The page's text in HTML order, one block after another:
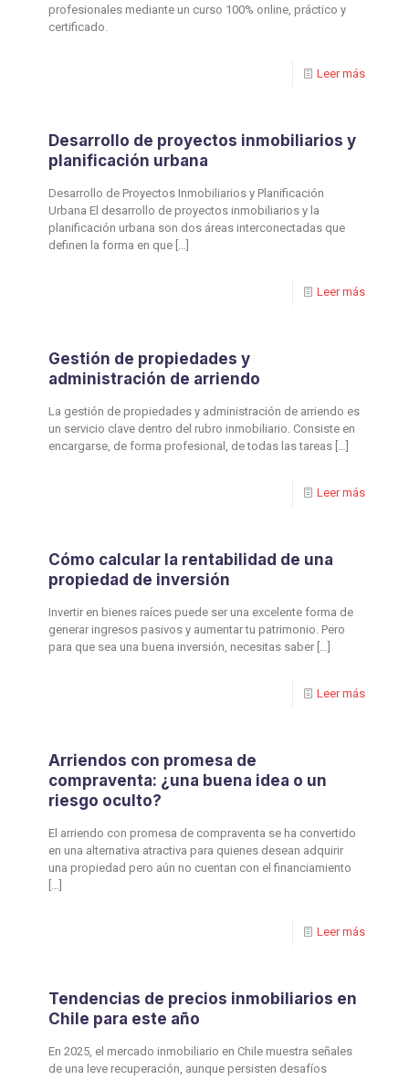
profesionales mediante un curso 100% online, práctico y
certificado.
Leer más
Desarrollo de proyectos inmobiliarios y
planificación urbana
Desarrollo de Proyectos Inmobiliarios y Planificación
Urbana El desarrollo de proyectos inmobiliarios y la
planificación urbana son dos áreas interconectadas que
definen la forma en que
Leer más
Gestión de propiedades y
administración de arriendo
La gestión de propiedades y administración de arriendo es
un servicio clave dentro del rubro inmobiliario. Consiste en
encargarse, de forma profesional, de todas las tareas
Leer más
Cómo calcular la rentabilidad de una
propiedad de inversión
Invertir en bienes raíces puede ser una excelente forma de
generar ingresos pasivos y aumentar tu patrimonio. Pero
para que sea una buena inversión, necesitas saber
Leer más
Arriendos con promesa de
compraventa: ¿una buena idea o un
riesgo oculto?
El arriendo con promesa de compraventa se ha convertido
en una alternativa atractiva para quienes desean adquirir
una propiedad pero aún no cuentan con el financiamiento
Leer más
Tendencias de precios inmobiliarios en
Chile para este año
En 2025, el mercado inmobiliario en Chile muestra señales
de una leve recuperación, aunque persisten desafíos